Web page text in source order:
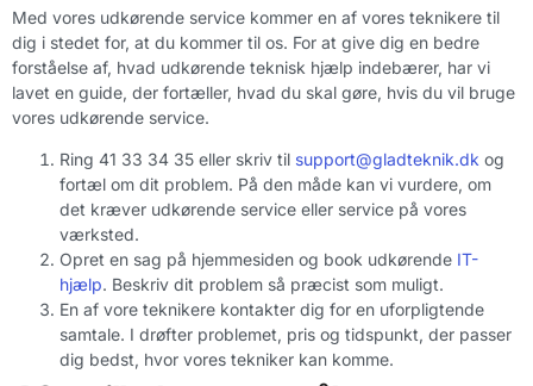
Med vores udkørende service kommer en af vores teknikere til
dig i stedet for, at du kommer til os. For at give dig en bedre
forståelse af, hvad udkørende teknisk hjælp indebærer, har vi
lavet en guide, der fortæller, hvad du skal gøre, hvis du vil bruge
vores udkørende service.
Ring 41 33 34 35 eller skriv til support@gladteknik.dk og
fortæl om dit problem. På den måde kan vi vurdere, om
det kræver udkørende service eller service på vores
værksted.
Opret en sag på hjemmesiden og book udkørende IT-
hjælp. Beskriv dit problem så præcist som muligt.
En af vore teknikere kontakter dig for en uforpligtende
samtale. I drøfter problemet, pris og tidspunkt, der passer
dig bedst, hvor vores tekniker kan komme.